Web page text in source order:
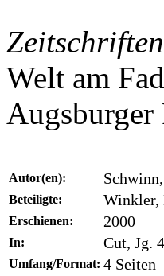
Welt am
Augsburger
Autor(en):
Beteiligte: Winkler,
Erschienen: 2000
In: Cut, Jg.
Umfang/Format: 4 Seiten